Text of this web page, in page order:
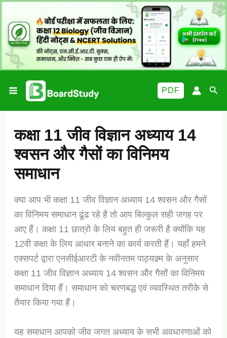
content
PDF
कक्षा 11 जीव विज्ञान अध्याय 14
श्वसन और गैसों का विनिमय
समाधान
क्या आप भी कक्षा 11 जीव विज्ञान अध्याय 14 श्वसन और गैसों
का विनिमय समाधान ढूंढ रहे है तो आप बिल्कुल सही जगह पर
आए हैं। कक्षा 11 छात्रो के लिय बहुत ही जरूरी है क्योंकि यह
12वी कक्षा के लिय आधार बनाने का कार्य करती हैं। यहाँ हमने
एक्सपर्ट द्वारा एनसीईआरटी के नवीनतम पाठ्यक्र्म के अनुसार
कक्षा 11 जीव विज्ञान अध्याय 14 श्वसन और गैसों का विनिमय
समाधान दिया हैं। समाधान को चरणबद्ध एवं व्यवस्थित तरीके से
तैयार किया गया हैं।
यह समाधान आपको जीव जगत अध्याय के सभी अवधारणाओं को